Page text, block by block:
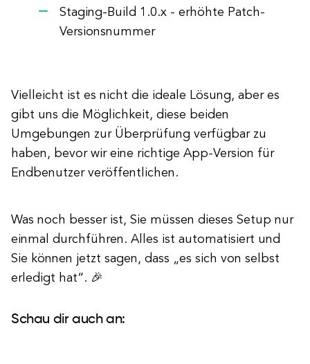
Staging-Build 1.0.x - erhöhte Patch-
Versionsnummer
Vielleicht ist es nicht die ideale Lösung, aber es
gibt uns die Möglichkeit, diese beiden
Umgebungen zur Überprüfung verfügbar zu
haben, bevor wir eine richtige App-Version für
Endbenutzer veröffentlichen.
Was noch besser ist, Sie müssen dieses Setup nur
einmal durchführen. Alles ist automatisiert und
Sie können jetzt sagen, dass „es sich von selbst
erledigt hat“. 🎉
Schau dir auch an: